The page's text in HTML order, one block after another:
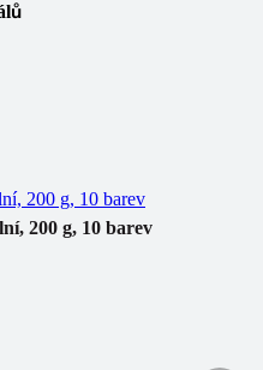
200 g, 10 barev